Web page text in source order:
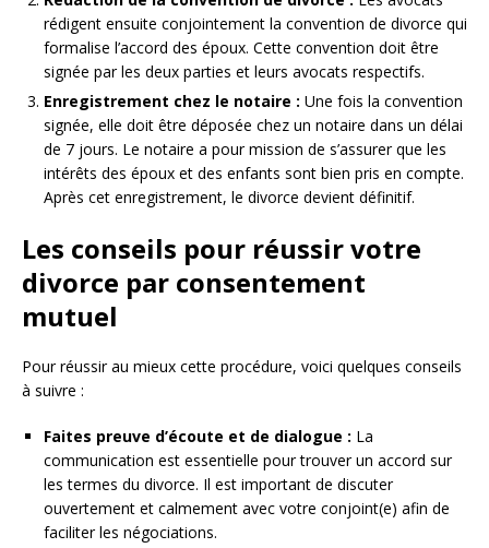
rédigent ensuite conjointement la convention de divorce qui
formalise l’accord des époux. Cette convention doit être
signée par les deux parties et leurs avocats respectifs.
Enregistrement chez le notaire : Une fois la convention
signée, elle doit être déposée chez un notaire dans un délai
de 7 jours. Le notaire a pour mission de s’assurer que les
intérêts des époux et des enfants sont bien pris en compte.
Après cet enregistrement, le divorce devient définitif.
Les conseils pour réussir votre
divorce par consentement
mutuel
Pour réussir au mieux cette procédure, voici quelques conseils
à suivre :
Faites preuve d’écoute et de dialogue : La
communication est essentielle pour trouver un accord sur
les termes du divorce. Il est important de discuter
ouvertement et calmement avec votre conjoint(e) afin de
faciliter les négociations.